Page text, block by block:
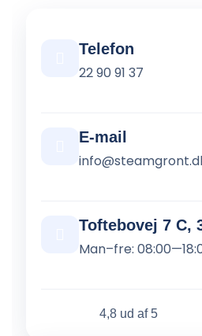
Telefon
22 90 91 37
E-mail
Toftebovej 7 C,
Man–fre:
4,8 ud af 5